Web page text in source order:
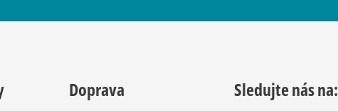
Doprava Sledujte nás na: